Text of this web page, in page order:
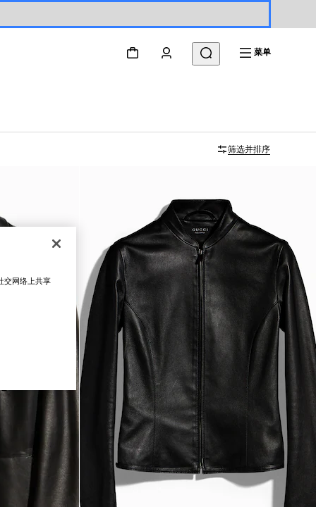
菜单
筛选并排序
交网络上共享